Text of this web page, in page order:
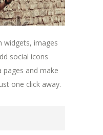
widgets, images
social icons
pages and make
one click away.